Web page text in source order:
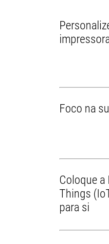
Foco na
Coloque
Things
para si